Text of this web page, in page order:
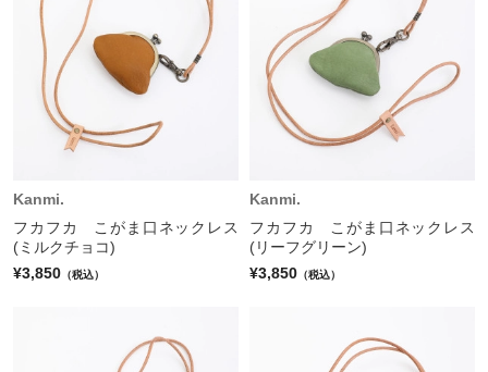
Kanmi.
フカフカ こがま口ネックレス
(ミルクチョコ)
¥3,850 （税込）
Kanmi.
フカフカ こがま口ネックレス
(リーフグリーン)
¥3,850 （税込）